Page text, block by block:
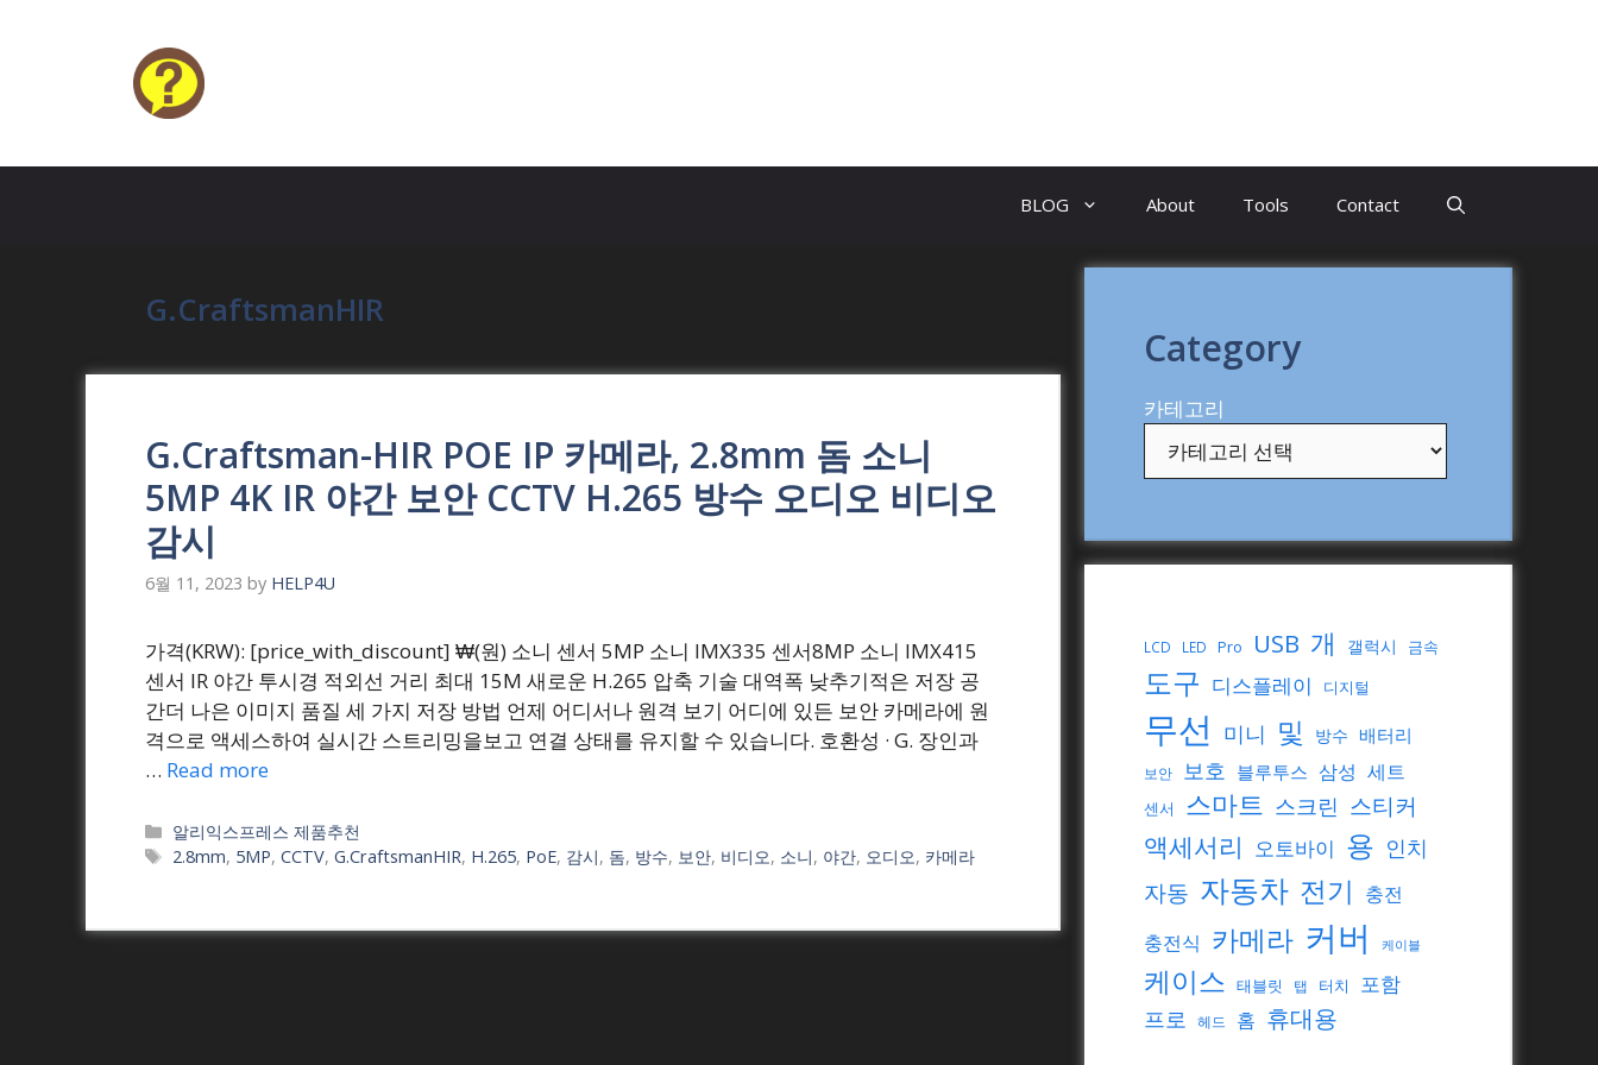
BLOG About Tools Contact
G.CraftsmanHIR
G.Craftsman-HIR POE IP 카메라, 2.8mm 돔 소니
5MP 4K IR 야간 보안 CCTV H.265 방수 오디오 비디오
감시
6월 11, 2023 by HELP4U
가격(KRW): [price_with_discount] ₩(원) 소니 센서 5MP 소니 IMX335 센서8MP 소니 IMX415
센서 IR 야간 투시경 적외선 거리 최대 15M 새로운 H.265 압축 기술 대역폭 낮추기적은 저장 공
간더 나은 이미지 품질 세 가지 저장 방법 언제 어디서나 원격 보기 어디에 있든 보안 카메라에 원
격으로 액세스하여 실시간 스트리밍을보고 연결 상태를 유지할 수 있습니다. 호환성 · G. 장인과
… Read more
Categories
알리익스프레스 제품추천
Tags
2.8mm, 5MP,CCTV,G.CraftsmanHIR, H.265, PoE, 감시, 돔, 방수, 보안, 비디오, 소니, 야간, 오디오, 카메라
Category
카테고리
LCD LED Pro USB 개 갤럭시 금속
도구 디스플레이 디지털
무선 미니 및 방수 배터리
보안 보호 블루투스 삼성 세트
센서 스마트 스크린 스티커
액세서리 오토바이 용 인치
자동 자동차 전기 충전
충전식 카메라 커버 케이블
케이스 태블릿 탭 터치 포함
프로 헤드 홈 휴대용